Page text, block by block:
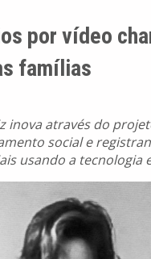
por vídeo
famílias
inova através do
social e
usando a tecnologia